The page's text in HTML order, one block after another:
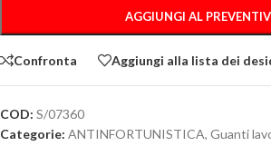
AGGIUNGI AL
Confronta Aggiungi alla lista dei
COD: S/07360
Categorie: ANTINFORTUNISTICA, Guanti